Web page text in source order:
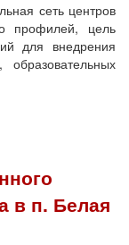
сеть центров
профилей, цель
для внедрения
в п. Белая